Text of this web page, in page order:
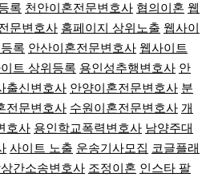
록 천안이혼전문변호사 협의이혼 웹
문변호사 홈페이지 상위노출 웹사이
록 안산이혼전문변호사 웹사이트
트 상위등록 용인성추행변호사 안
출신변호사 안양이혼전문변호사 분
전문변호사 수원이혼전문변호사 개
호사 용인학교폭력변호사 남양주대
사이트 노출 운송기사모집 코글플래
간소송변호사 조정이혼 인스타 팔